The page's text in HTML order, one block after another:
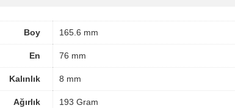
Boy 165.6 mm
En 76 mm
Kalınlık 8 mm
Ağırlık 193 Gram